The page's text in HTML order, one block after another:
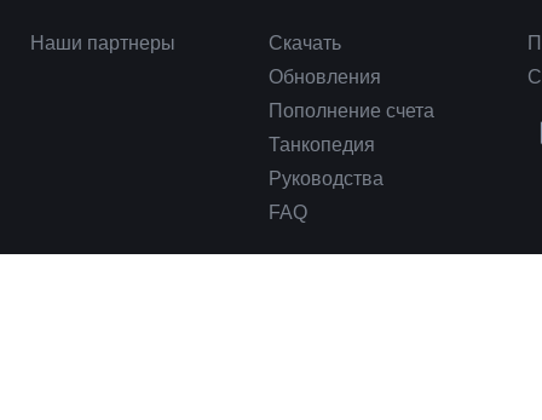
Наши партнеры
Скачать
Обновления
Пополнение счета
Танкопедия
Руководства
FAQ